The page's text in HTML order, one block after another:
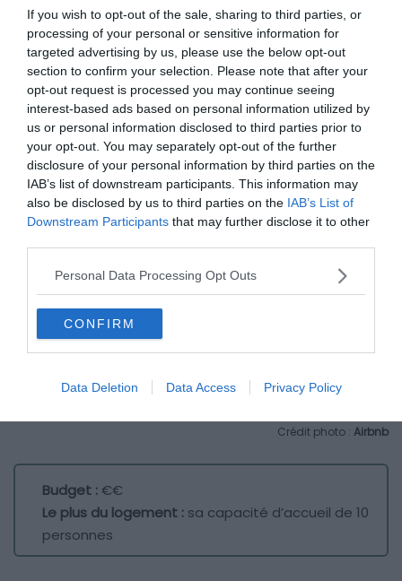
If you wish to opt-out of the sale, sharing to third parties, or
processing of your personal or sensitive information for
targeted advertising by us, please use the below opt-out
section to confirm your selection. Please note that after your
opt-out request is processed you may continue seeing
interest-based ads based on personal information utilized by
us or personal information disclosed to third parties prior to
your opt-out. You may separately opt-out of the further
disclosure of your personal information by third parties on the
IAB’s list of downstream participants. This information may
also be disclosed by us to third parties on the IAB’s List of
Downstream Participants that may further disclose it to other
Personal Data Processing Opt Outs
CONFIRM
Data Deletion Data Access Privacy Policy
5. La jolie villa basco-landaise
Voir ce logement
Crédit photo : Airbnb
Budget :€€
Le plus du logement : sa capacité d’accueil de 10
personnes